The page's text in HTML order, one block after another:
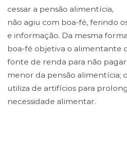
cessar a pensão alimentícia,
não agiu com boa-fé, ferindo
e informação. Da mesma
boa-fé objetiva o alimentante
fonte de renda para não
menor da pensão alimentícia;
utiliza de artifícios para
necessidade alimentar.